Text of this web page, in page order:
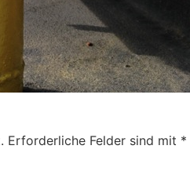
Erforderliche Felder sind mit *